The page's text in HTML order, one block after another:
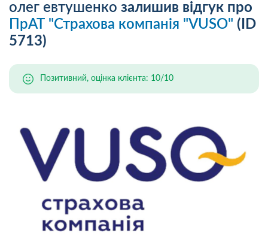
олег евтушенко залишив відгук про
ПрАТ "Страхова компанія "VUSO" (ID
5713)
Позитивний, оцінка клієнта: 10/10